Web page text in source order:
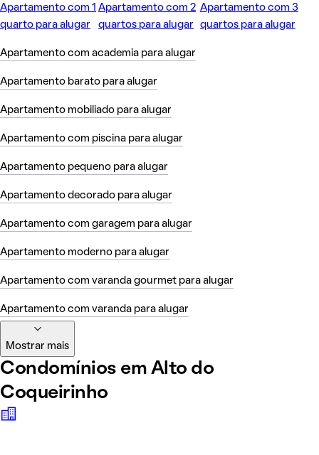
Apartamento com 1
quarto para alugar
Apartamento com 2
quartos para alugar
Apartamento com 3
quartos para alugar
Apartamento com academia para alugar
Apartamento barato para alugar
Apartamento mobiliado para alugar
Apartamento com piscina para alugar
Apartamento pequeno para alugar
Apartamento decorado para alugar
Apartamento com garagem para alugar
Apartamento moderno para alugar
Apartamento com varanda gourmet para alugar
Apartamento com varanda para alugar
Mostrar mais
Condomínios em Alto do
Coqueirinho